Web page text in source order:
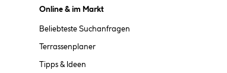
Online & im Markt
Beliebteste Suchanfragen
Terrassenplaner
Tipps & Ideen